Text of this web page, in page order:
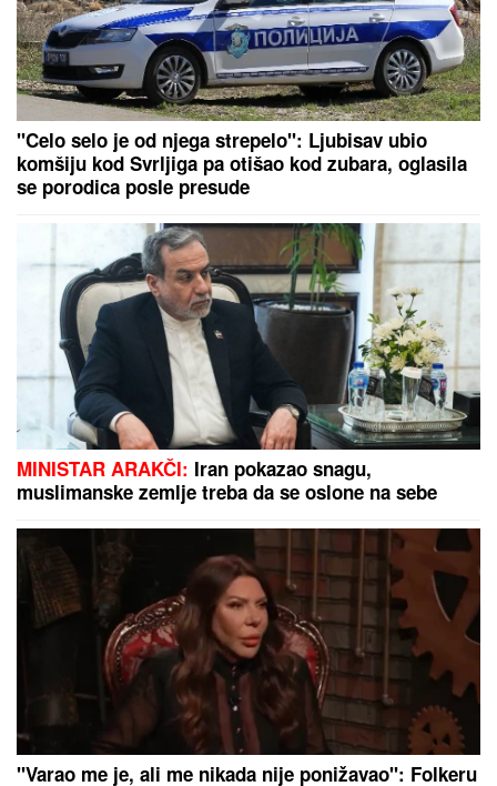
"VOLIM STARIJE DEVOJKE"Mina i Viktor
progovorili o PRESELJENJU I BRAKU, pa OPLELI
po rijaliti učesnicima: "Ledena kraljica je opelješila
deda Daneta (VIDEO)